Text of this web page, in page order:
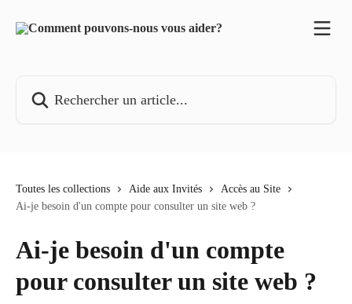
Toutes les collections Aide aux Invités
Accès au Site
Ai-je besoin d'un compte pour consulter un site web ?
Ai-je besoin d'un compte
pour consulter un site web ?